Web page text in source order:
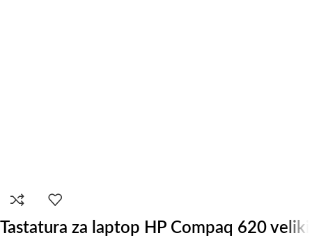
Tastatura za laptop HP Compaq 620 veliki